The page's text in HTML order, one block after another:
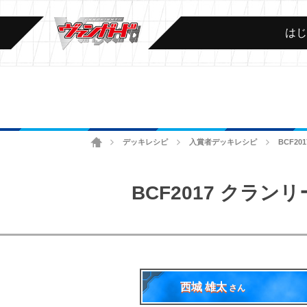
は
ホームデッキレシピ 入賞者デッキレシピ
BCF2017 クラン
西城 雄太 さん